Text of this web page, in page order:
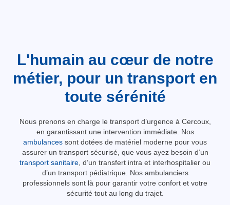
L'humain au cœur de notre
métier, pour un transport en
toute sérénité
Nous prenons en charge le transport d’urgence à Cercoux,
en garantissant une intervention immédiate. Nos
ambulances sont dotées de matériel moderne pour vous
assurer un transport sécurisé, que vous ayez besoin d’un
transport sanitaire, d’un transfert intra et interhospitalier ou
d’un transport pédiatrique. Nos ambulanciers
professionnels sont là pour garantir votre confort et votre
sécurité tout au long du trajet.